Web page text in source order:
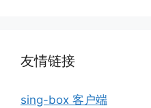
友情链接
sing-box 客户端